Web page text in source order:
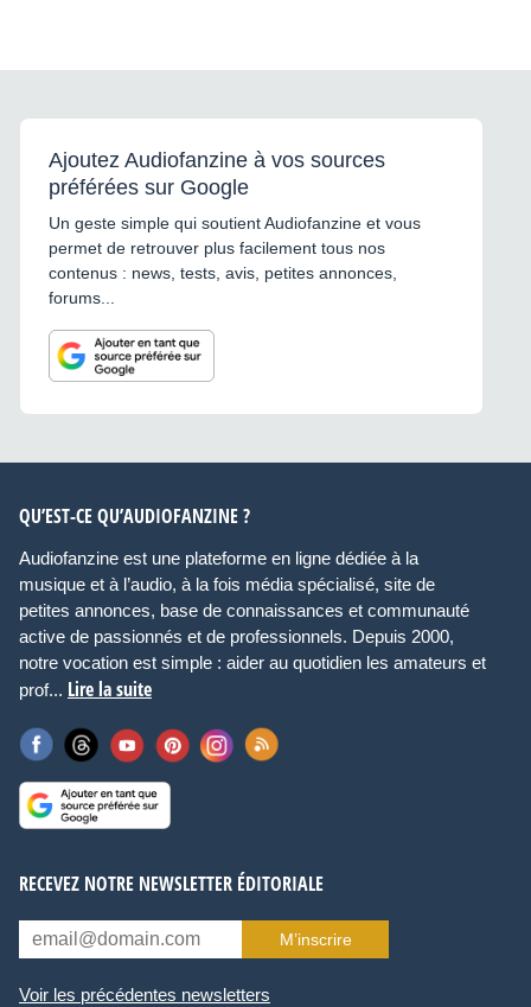
Ajoutez Audiofanzine à vos sources
préférées sur Google
Un geste simple qui soutient Audiofanzine et vous
permet de retrouver plus facilement tous nos
contenus : news, tests, avis, petites annonces,
forums...
QU’EST-CE QU’AUDIOFANZINE ?
Audiofanzine est une plateforme en ligne dédiée à la
musique et à l’audio, à la fois média spécialisé, site de
petites annonces, base de connaissances et communauté
active de passionnés et de professionnels. Depuis 2000,
notre vocation est simple : aider au quotidien les amateurs et
prof... Lire la suite
RECEVEZ NOTRE NEWSLETTER ÉDITORIALE
M’inscrire
Voir les précédentes newsletters